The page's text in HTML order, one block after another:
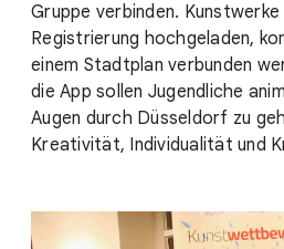
Gruppe verbinden. Kunstwerke
Registrierung hochgeladen,
einem Stadtplan verbunden
die App sollen Jugendliche
Augen durch Düsseldorf zu
Kreativität, Individualität und